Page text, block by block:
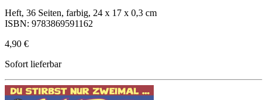
Heft, 36 Seiten, farbig, 24 x 17 x 0,3 cm
ISBN: 9783869591162
4,90 €
Sofort lieferbar